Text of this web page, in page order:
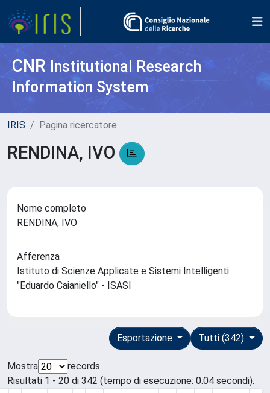
CNR Institutional Research
Information System
IRIS Pagina ricercatore
RENDINA, IVO
Nome completo
RENDINA, IVO
Afferenza
Istituto di Scienze Applicate e Sistemi Intelligenti
"Eduardo Caianiello" - ISASI
Tutti (342)
Esportazione
Mostra
records
Risultati 1 - 20 di 342 (tempo di esecuzione: 0.04 secondi).